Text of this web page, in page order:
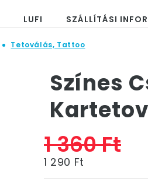
LUFI SZÁLLÍTÁSI
Tetoválás, Tattoo
Színes
1 360 Ft
1 290 Ft